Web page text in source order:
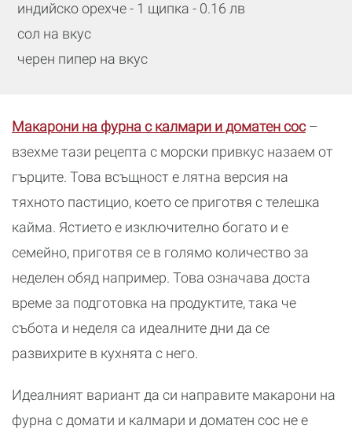
индийско орехче - 1 щипка - 0.16 лв
сол на вкус
черен пипер на вкус
Макарони на фурна с калмари и доматен сос–
взехме тази рецепта с морски привкус назаем от
гърците. Това всъщност е лятна версия на
тяхното пастицио, което се приготвя с телешка
кайма. Ястието е изключително богато и е
семейно, приготвя се в голямо количество за
неделен обяд например. Това означава доста
време за подготовка на продуктите, така че
събота и неделя са идеалните дни да се
развихрите в кухнята с него.
Идеалният вариант да си направите макарони на
фурна с домати и калмари и доматен сос не е